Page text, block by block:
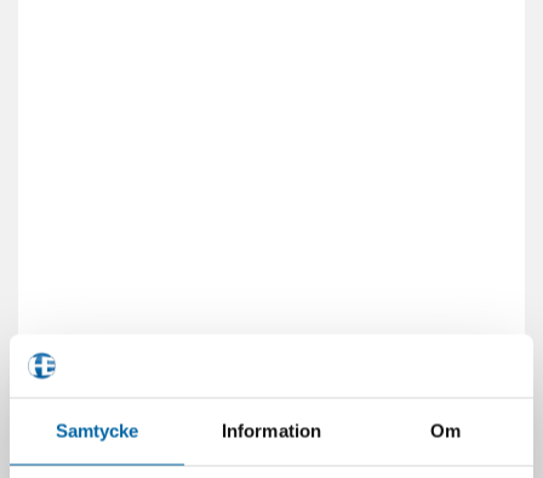
Samtycke Information Om